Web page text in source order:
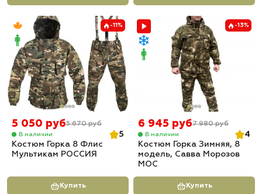
-11%
5 050 руб5 670 руб
В наличии
5
Костюм Горка 8 Флис
Мультикам РОССИЯ
Купить
-13%
6 945 руб7 980 руб
В наличии
4
Костюм Горка Зимняя, 8
модель, Савва Морозов
МОС
Купить